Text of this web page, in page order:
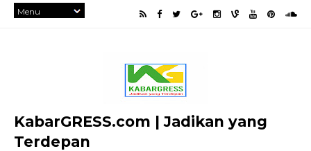
KabarGRESS.com | Jadikan yang
Terdepan